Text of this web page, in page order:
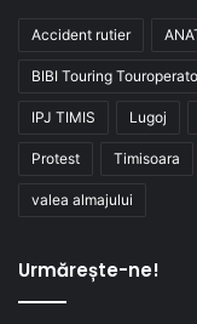
Accident rutier
BIBI Touring
IPJ TIMIS Lugoj
Protest Timisoara
valea almajului
Urmărește-ne!